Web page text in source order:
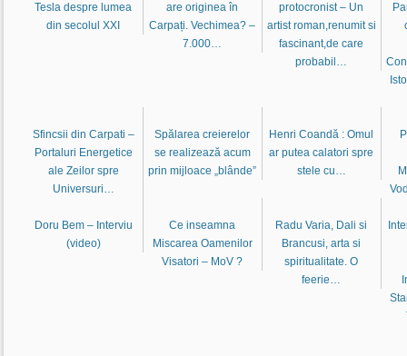
Tesla despre lumea
din secolul XXI
are originea în
Carpați. Vechimea? –
7.000…
protocronist – Un
artist roman,renumit si
fascinant,de care
probabil…
Sfincsii din Carpati –
Portaluri Energetice
ale Zeilor spre
Universuri…
Spălarea creierelor
se realizează acum
prin mijloace „blânde”
Henri Coandă : Omul
ar putea calatori spre
stele cu…
Doru Bem – Interviu
(video)
Ce inseamna
Miscarea Oamenilor
Visatori – MoV ?
Radu Varia, Dali si
Brancusi, arta si
spiritualitate. O
feerie…